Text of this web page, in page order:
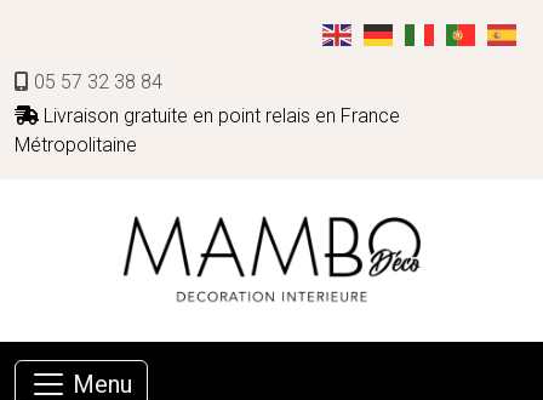
05 57 32 38 84
Livraison gratuite en point relais en France
Métropolitaine
Menu